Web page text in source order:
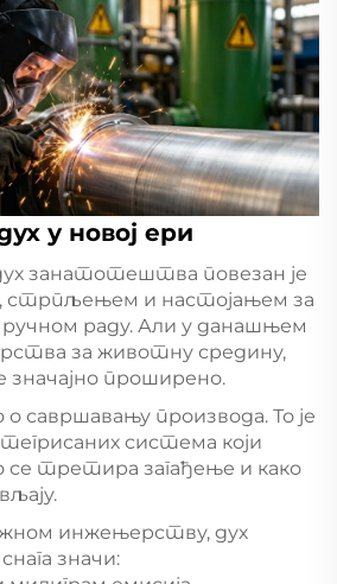
у новој ери
занатотештва повезан је
стрпљењем и настојањем за
раду. Али у данашњем
за животну средину,
значајно проширено.
о савршавању производа. То је
система који
третира загађење и како
инжењерству, дух
значи: